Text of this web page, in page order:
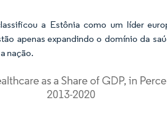
a Estônia como um líder
apenas expandindo o domínio da
nação.